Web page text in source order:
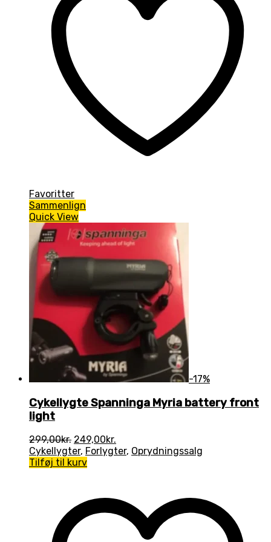
Favoritter
Sammenlign
Quick View
-17%
Cykellygte Spanninga Myria battery front
light
299,00kr. Den
oprindelige
pris
249,00kr.
aktuelle
Cykellygter, Forlygter, Oprydningssalg
Tilføj til kurv